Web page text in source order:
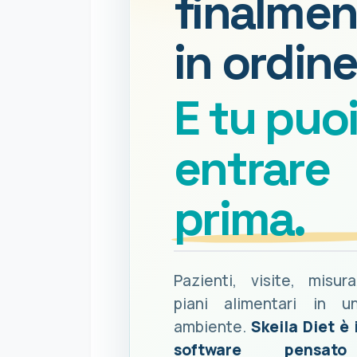
in
E tu puoi
entrare
prima.
Pazienti, visite,
piani alimentari in
ambiente. Skeila Diet è
software